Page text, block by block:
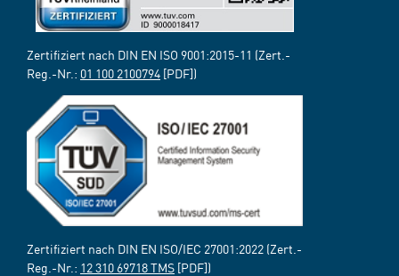
Zertifiziert nach DIN EN ISO 9001:2015-11 (Zert.-
Reg.-Nr.: 01 100 2100794 [PDF])
Zertifiziert nach DIN EN ISO/IEC 27001:2022 (Zert.-
Reg.-Nr.: 12 310 69718 TMS [PDF])